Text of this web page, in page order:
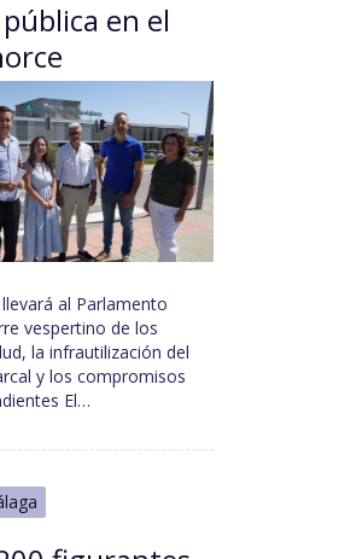
en el
al Parlamento
vespertino de los
la infrautilización del
y los compromisos
El…